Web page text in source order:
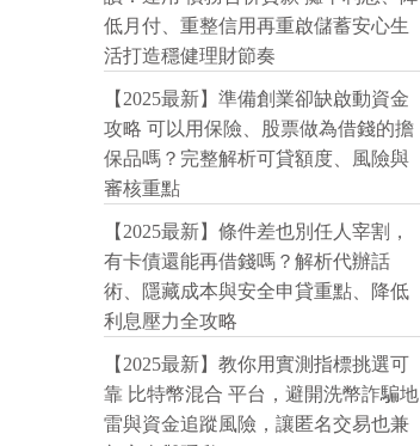
低月付、重整信用再重啟儲蓄安心生
活打造穩健理財節奏
【2025最新】準備創業卻缺啟動資金
攻略 可以用保險、股票做為借錢的擔
保品嗎？完整解析可貸額度、風險與
審核重點
【2025最新】條件差也別任人宰割，
有卡債還能再借錢嗎？解析代辦話
術、隱藏成本與安全申貸重點、降低
利息壓力全攻略
【2025最新】教你用實測指標挑選可
靠 比特幣混合 平台，避開洗幣詐騙地
雷與資金追蹤風險，讓匿名交易也兼